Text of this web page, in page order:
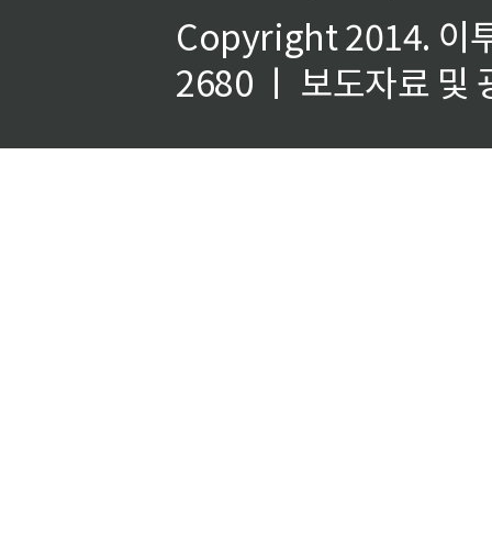
Copyright 2014. 이
2680 ㅣ 보도자료